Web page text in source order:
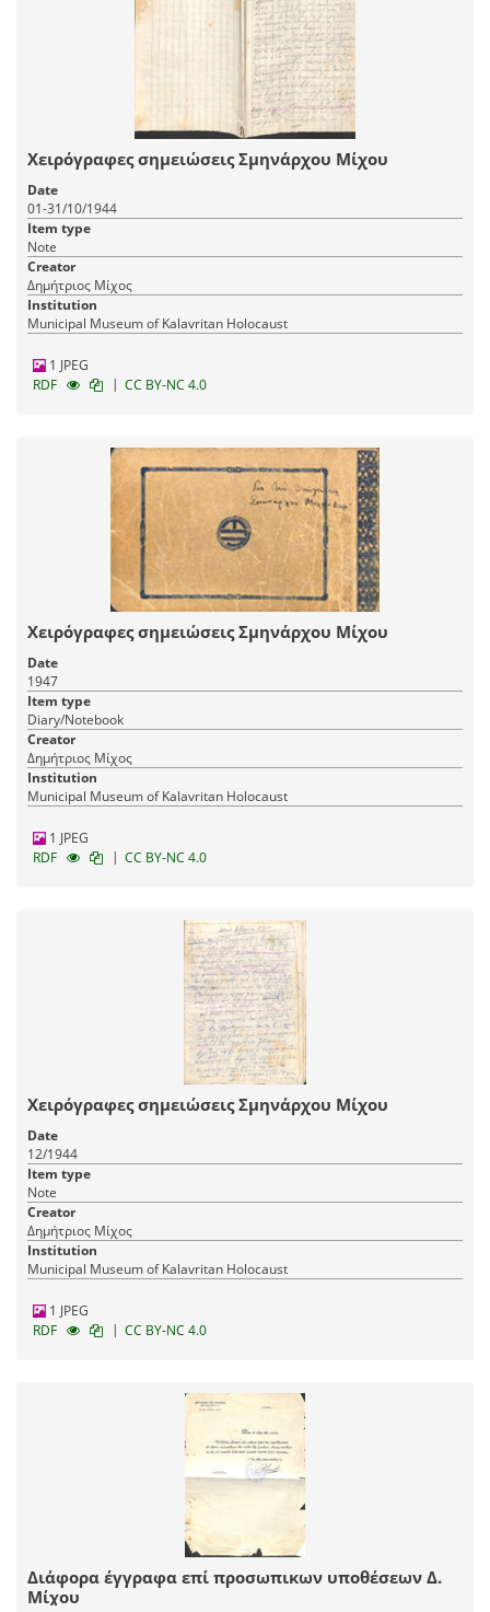
Χειρόγραφες σημειώσεις Σμηνάρχου Μίχου
Date
01-31/10/1944
Item type
Note
Creator
Δημήτριος Μίχος
Institution
Municipal Museum of Kalavritan Holocaust
1 JPEG
RDF
| CC BY-NC 4.0
Χειρόγραφες σημειώσεις Σμηνάρχου Μίχου
Date
1947
Item type
Diary/Notebook
Creator
Δημήτριος Μίχος
Institution
Municipal Museum of Kalavritan Holocaust
1 JPEG
RDF
| CC BY-NC 4.0
Χειρόγραφες σημειώσεις Σμηνάρχου Μίχου
Date
12/1944
Item type
Note
Creator
Δημήτριος Μίχος
Institution
Municipal Museum of Kalavritan Holocaust
1 JPEG
RDF
| CC BY-NC 4.0
Διάφορα έγγραφα επί προσωπικων υποθέσεων Δ.
Μίχου